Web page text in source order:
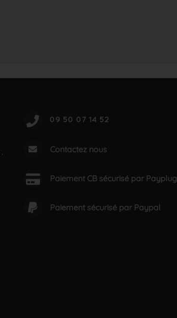
· Contactez nous
Paiement CB sécurisé par Payplug
Paiement sécurisé par Paypal